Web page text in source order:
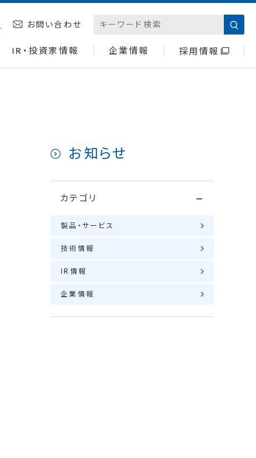
お問い合わせ
IR・投資家情報 企業情報 採用情報
お知らせ
カテゴリ
製品・サービス
技術情報
IR情報
企業情報